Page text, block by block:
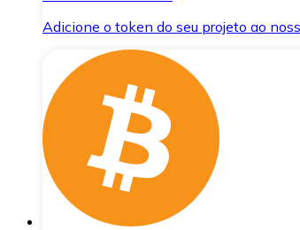
Adicione o token do seu projeto ao